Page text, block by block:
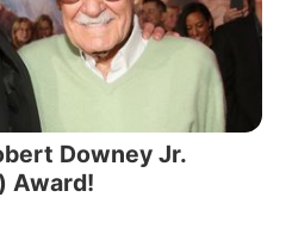
Downey Jr.
Award!